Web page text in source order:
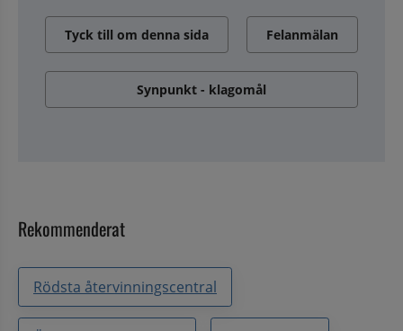
Tyck till om denna sida Felanmälan
Synpunkt - klagomål
Rekommenderat
Rödsta återvinningscentral